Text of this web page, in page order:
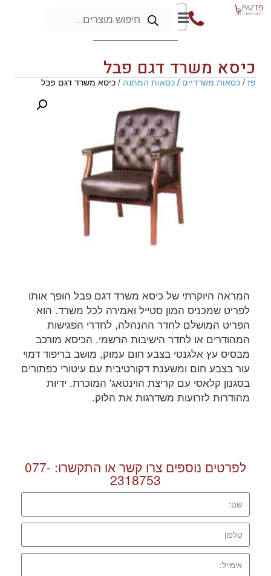
כיסא משרד דגם פבל
פז/כסאות משרדיים/כסאות המתנה/ כיסא משרד דגם פבל
המראה היוקרתי של כיסא משרד דגם פבל הופך אותו
לפריט שמכניס המון סטייל ואמירה לכל משרד. הוא
הפריט המושלם לחדר ההנהלה, לחדרי הפגישות
המהודרים או לחדר הישיבות הרשמי. הכיסא מורכב
מבסיס עץ אלגנטי בצבע חום עמוק, מושב בריפוד דמוי
עור בצבע חום ומשענת דקורטיבית עם עיטורי כפתורים
בסגנון קלאסי עם קריצת הוינטאג' המוכרת. ידיות
מהודרות לזרועות משדרגות את הלוק.
לפרטים נוספים צרו קשר או התקשרו: 077-
2318753